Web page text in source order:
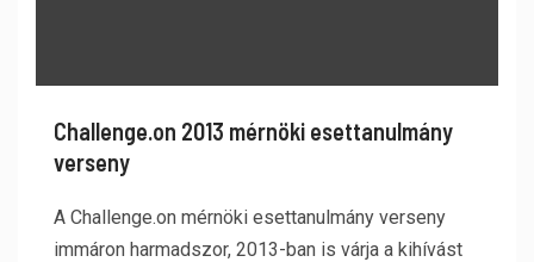
Challenge.on 2013 mérnöki esettanulmány
verseny
A Challenge.on mérnöki esettanulmány verseny
immáron harmadszor, 2013-ban is várja a kihívást